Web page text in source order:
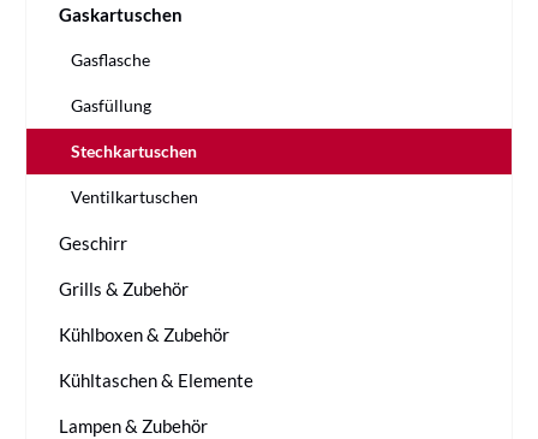
Gaskartuschen
Gasflasche
Gasfüllung
Stechkartuschen
Ventilkartuschen
Geschirr
Grills & Zubehör
Kühlboxen & Zubehör
Kühltaschen & Elemente
Lampen & Zubehör